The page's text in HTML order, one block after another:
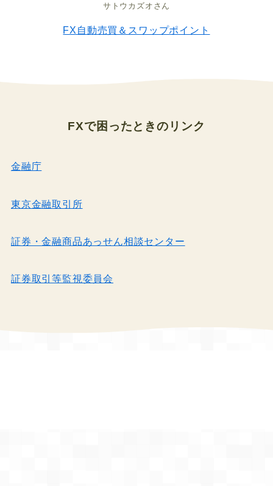
サトウカズオさん
FX自動売買＆スワップポイント
FXで困ったときのリンク
金融庁
東京金融取引所
証券・金融商品あっせん相談センター
証券取引等監視委員会